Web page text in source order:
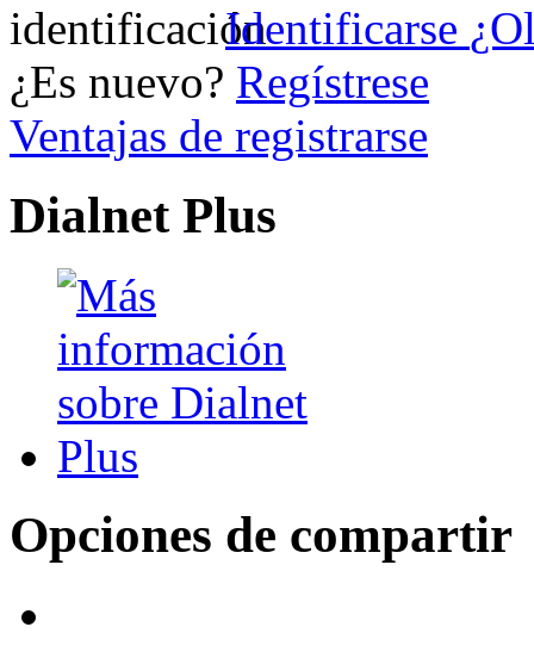
Identificarse
¿Es nuevo? Regístrese
Ventajas de registrarse
Dialnet Plus
Opciones de compartir